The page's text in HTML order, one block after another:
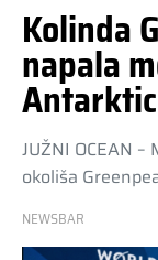
Kolinda
napala
JUŽNI OCEAN
okoliša
NEWSBAR